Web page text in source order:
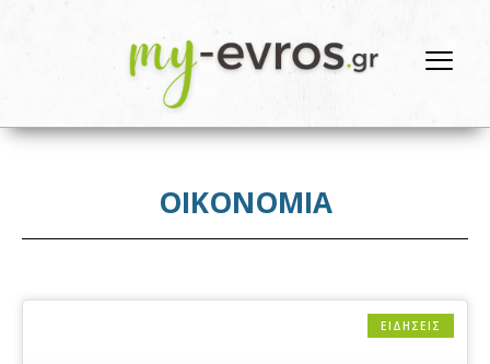
ΟΙΚΟΝΟΜΙΑ
ΕΙΔΗΣΕΙΣ